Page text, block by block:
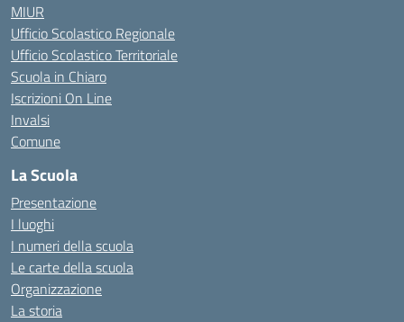
MIUR
Ufficio Scolastico Regionale
Ufficio Scolastico Territoriale
Scuola in Chiaro
Iscrizioni On Line
Invalsi
Comune
La Scuola
Presentazione
I luoghi
I numeri della scuola
Le carte della scuola
Organizzazione
La storia